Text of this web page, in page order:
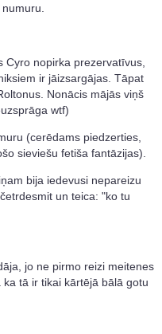
Cyro nopirka prezervatīvus,
ir jāizsargājas. Tāpat
Nonācis mājās viņš
wtf)
(cerēdams piedzerties,
sieviešu fetiša fantāzijas).
bija iedevusi nepareizu
un teica: "ko tu
jo ne pirmo reizi meitenes
tā ir tikai kārtējā bālā gotu